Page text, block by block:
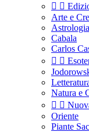
 
Arte e
Astrologia
Cabala
Carlos
 
Natura e
 
Oriente
Piante